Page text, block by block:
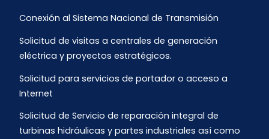
Conexión al Sistema Nacional de Transmisión
Solicitud de visitas a centrales de generación
eléctrica y proyectos estratégicos.
Solicitud para servicios de portador o acceso a
Internet
Solicitud de Servicio de reparación integral de
turbinas hidráulicas y partes industriales así como